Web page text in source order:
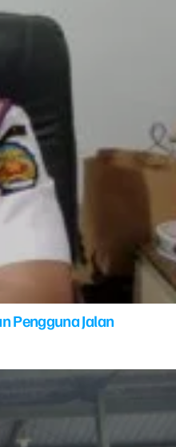
Pengguna Jalan